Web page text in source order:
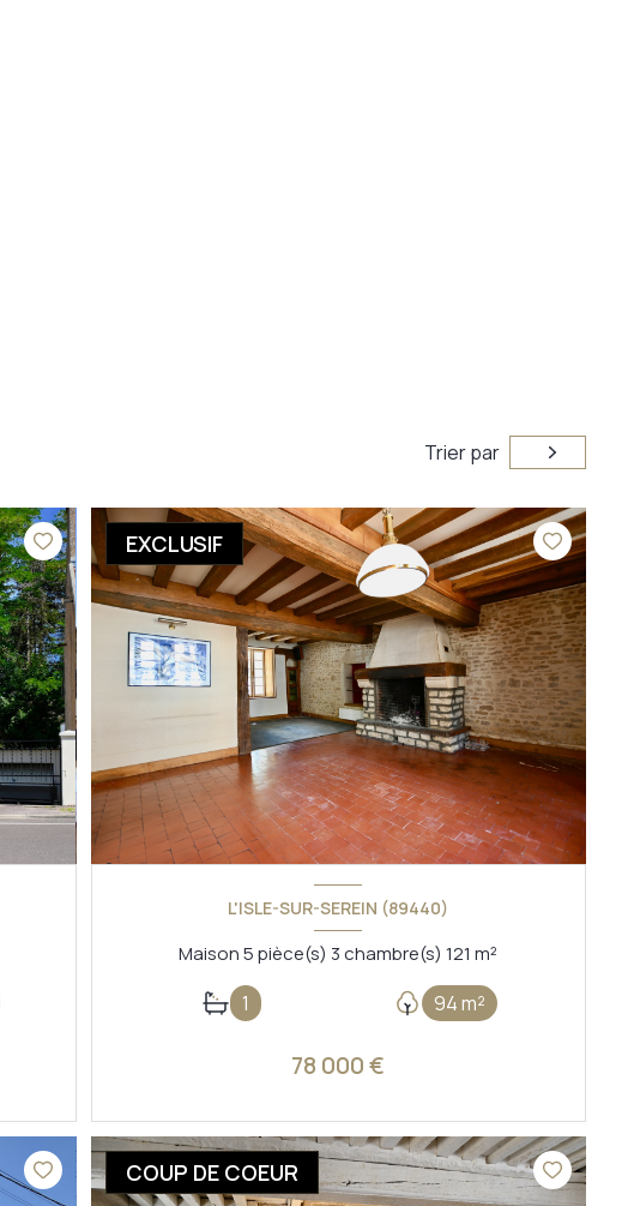
Trier par
EXCLUSIF
L'ISLE-SUR-SEREIN (89440)
Maison 5 pièce(s) 3 chambre(s) 121 m²
1 94 m²
78 000 €
VOIR LE BIEN
COUP DE COEUR